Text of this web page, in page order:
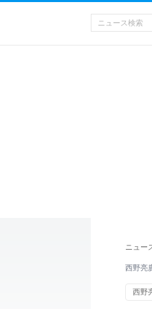
ニュー
西野亮
西野